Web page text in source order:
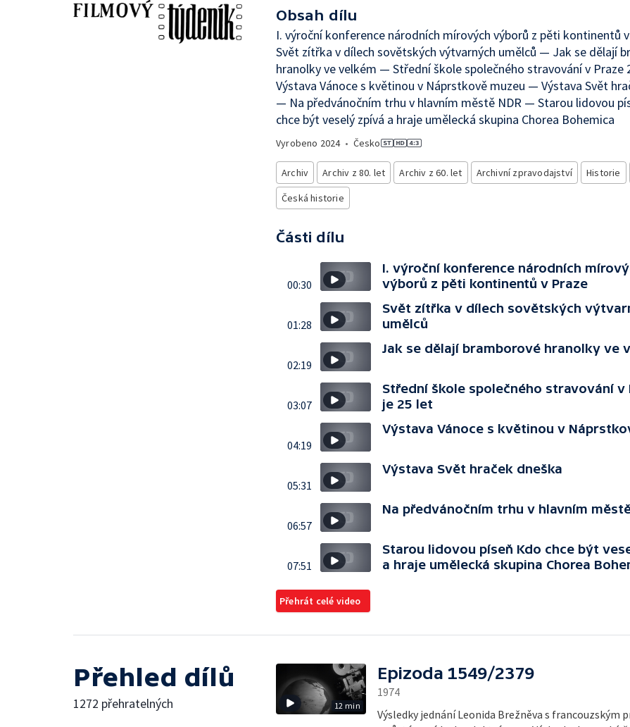
Obsah dílu
I. výroční konference národních mírových výborů z pěti kontinentů
Svět zítřka v dílech sovětských výtvarných umělců — Jak se dělají
hranolky ve velkém — Střední škole společného stravování v Praze
Výstava Vánoce s květinou v Náprstkově muzeu — Výstava Svět
— Na předvánočním trhu v hlavním městě NDR — Starou lidovou
chce být veselý zpívá a hraje umělecká skupina Chorea Bohemica
Vyrobeno 2024• Česko
Archiv Archiv z 80. let Archiv z 60. let Archivní zpravodajství Historie
Česká historie
Části dílu
00:30
I. výroční konference národních
výborů z pěti kontinentů v Praze
01:28
Svět zítřka v dílech sovětských
umělců
02:19
Jak se dělají bramborové hranolky ve
03:07
Střední škole společného stravování v
je 25 let
04:19
Výstava Vánoce s květinou v
05:31
Výstava Svět hraček dneška
06:57
Na předvánočním trhu v hlavním městě
07:51
Starou lidovou píseň Kdo chce být
a hraje umělecká skupina Chorea
Přehrát celé video
Přehled dílů
1272 přehratelných 12 min
Epizoda 1549/2379
1974
Výsledky jednání Leonida Brežněva s francouzským